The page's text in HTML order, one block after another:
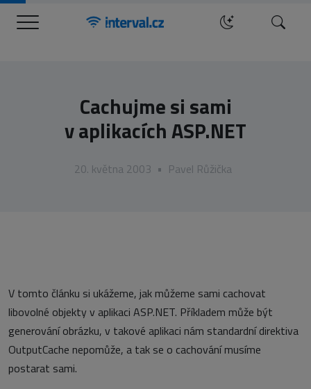
Menu Hledat
Cachujme si sami
v aplikacích ASP.NET
20. května 2003 • Pavel Růžička
V tomto článku si ukážeme, jak můžeme sami cachovat
libovolné objekty v aplikaci ASP.NET. Příkladem může být
generování obrázku, v takové aplikaci nám standardní direktiva
OutputCache nepomůže, a tak se o cachování musíme
postarat sami.